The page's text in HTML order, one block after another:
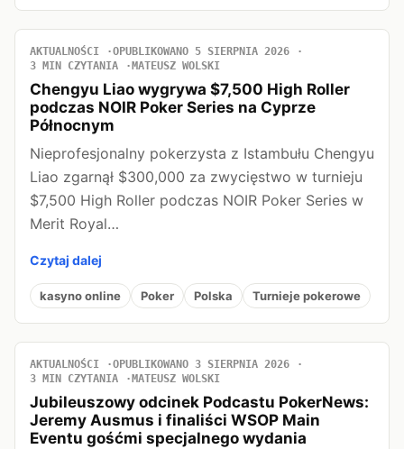
AKTUALNOŚCI
OPUBLIKOWANO 5 SIERPNIA 2026
3 MIN CZYTANIA
MATEUSZ WOLSKI
Chengyu Liao wygrywa $7,500 High Roller
podczas NOIR Poker Series na Cyprze
Północnym
Nieprofesjonalny pokerzysta z Istambułu Chengyu
Liao zgarnął $300,000 za zwycięstwo w turnieju
$7,500 High Roller podczas NOIR Poker Series w
Merit Royal…
Czytaj dalej
kasyno online Poker Polska Turnieje pokerowe
AKTUALNOŚCI
OPUBLIKOWANO 3 SIERPNIA 2026
3 MIN CZYTANIA
MATEUSZ WOLSKI
Jubileuszowy odcinek Podcastu PokerNews:
Jeremy Ausmus i finaliści WSOP Main
Eventu gośćmi specjalnego wydania